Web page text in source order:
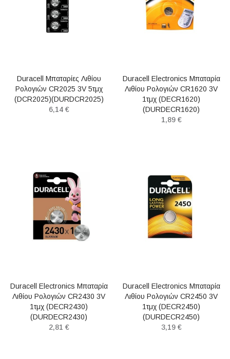
Duracell Μπαταρίες Λιθίου
Ρολογιών CR2025 3V 5τμχ
(DCR2025)(DURDCR2025)
6,14 €
Duracell Electronics Μπαταρία
Λιθίου Ρολογιών CR1620 3V
1τμχ (DECR1620)
(DURDECR1620)
1,89 €
Duracell Electronics Μπαταρία
Λιθίου Ρολογιών CR2430 3V
1τμχ (DECR2430)
(DURDECR2430)
2,81 €
Duracell Electronics Μπαταρία
Λιθίου Ρολογιών CR2450 3V
1τμχ (DECR2450)
(DURDECR2450)
3,19 €